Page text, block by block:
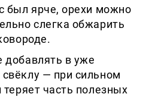
был ярче, орехи можно
слегка обжарить
в уже
— при сильном
теряет часть полезных